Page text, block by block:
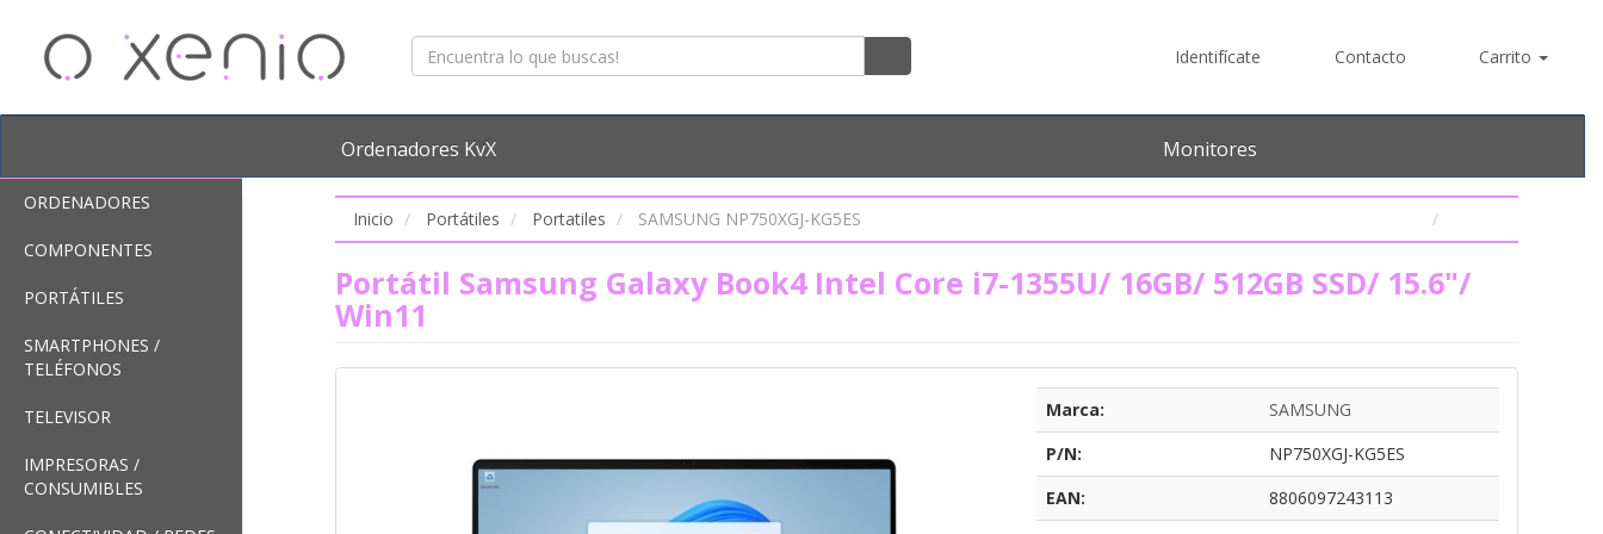
Identifícate Contacto Carrito
Ordenadores KvX Monitores
ORDENADORES
COMPONENTES
PORTÁTILES
SMARTPHONES /
TELÉFONOS
TELEVISOR
IMPRESORAS /
CONSUMIBLES
Inicio Portátiles Portatiles SAMSUNG NP750XGJ-KG5ES
Portátil Samsung Galaxy Book4 Intel Core i7-1355U/ 16GB/ 512GB SSD/ 15.6"/
Win11
Marca:
SAMSUNG
P/N:
NP750XGJ-KG5ES
EAN:
8806097243113